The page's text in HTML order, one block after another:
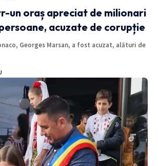
un oraș apreciat de milionari
acuzate de corupție
Georges Marsan, a fost acuzat, alături de